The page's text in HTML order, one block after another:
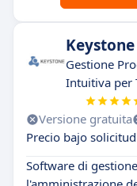
Keystone
Gestione
Intuitiva per
Versione gratuita
Precio bajo solicitud
Software di